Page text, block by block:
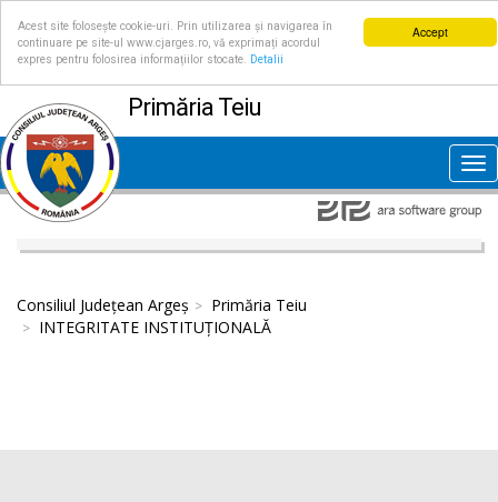
Accept
Acest site folosește cookie-uri. Prin utilizarea și navigarea în
continuare pe site-ul www.cjarges.ro, vă exprimați acordul
expres pentru folosirea informațiilor stocate.
Detalii
Primăria Teiu
Consiliul Județean Argeș
Primăria Teiu
INTEGRITATE INSTITUȚIONALĂ